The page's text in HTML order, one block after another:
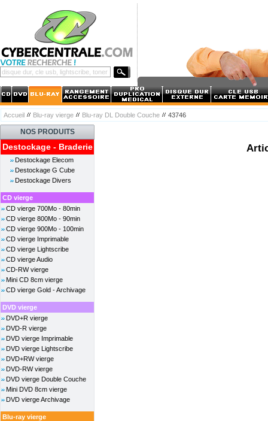
Accueil Blu-ray vierge Blu-ray DL Double Couche 43746
NOS PRODUITS
Destockage - Braderie
Destockage Elecom
Destockage G Cube
Destockage Divers
CD vierge
CD vierge 700Mo - 80min
CD vierge 800Mo - 90min
CD vierge 900Mo - 100min
CD vierge Imprimable
CD vierge Lightscribe
CD vierge Audio
CD-RW vierge
Mini CD 8cm vierge
CD vierge Gold - Archivage
DVD vierge
DVD+R vierge
DVD-R vierge
DVD vierge Imprimable
DVD vierge Lightscribe
DVD+RW vierge
DVD-RW vierge
DVD vierge Double Couche
Mini DVD 8cm vierge
DVD vierge Archivage
Blu-ray vierge